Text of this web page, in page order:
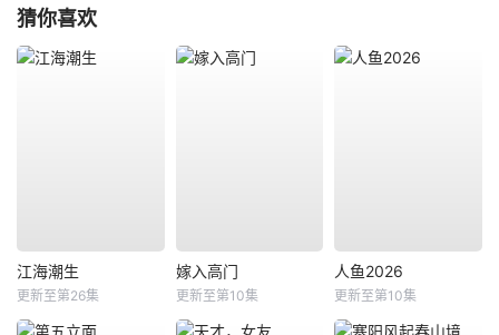
猜你喜欢
江海潮生
更新至第26集
嫁入高门
更新至第10集
人鱼2026
更新至第10集